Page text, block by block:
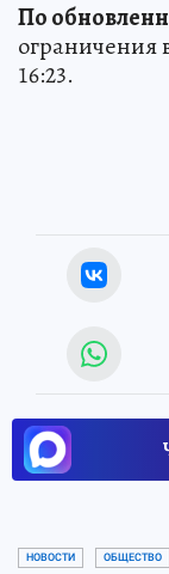
По
ограничения
16:23.
НОВОСТИ ОБЩЕСТВО